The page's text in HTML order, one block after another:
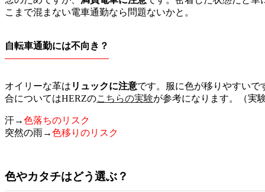
こまで混まない電車通勤なら問題ないかと。
自転車通勤には不向き？
オイリーな革は リュックに注意です。服に色が移りやすい
合についてはHERZのこちらの実験が参考になります。（実
汗→色落ちのリスク
突然の雨→色移りのリスク
色やカタチはどう選ぶ？